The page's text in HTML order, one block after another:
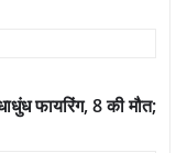
फायरिंग, 8 की मौत;